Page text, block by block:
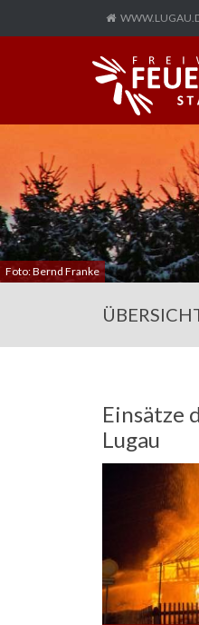
Foto: Bernd Franke
Einsätze
Lugau